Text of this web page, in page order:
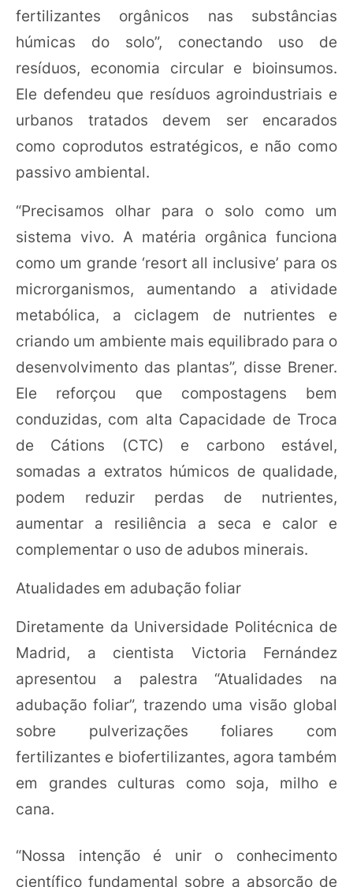
fertilizantes orgânicos nas substâncias
húmicas do solo”, conectando uso de
resíduos, economia circular e bioinsumos.
Ele defendeu que resíduos agroindustriais e
urbanos tratados devem ser encarados
como coprodutos estratégicos, e não como
passivo ambiental.
“Precisamos olhar para o solo como um
sistema vivo. A matéria orgânica funciona
como um grande ‘resort all inclusive’ para os
microrganismos, aumentando a atividade
metabólica, a ciclagem de nutrientes e
criando um ambiente mais equilibrado para o
desenvolvimento das plantas”, disse Brener.
Ele reforçou que compostagens bem
conduzidas, com alta Capacidade de Troca
de Cátions (CTC) e carbono estável,
somadas a extratos húmicos de qualidade,
podem reduzir perdas de nutrientes,
aumentar a resiliência a seca e calor e
complementar o uso de adubos minerais.
Atualidades em adubação foliar
Diretamente da Universidade Politécnica de
Madrid, a cientista Victoria Fernández
apresentou a palestra “Atualidades na
adubação foliar”, trazendo uma visão global
sobre pulverizações foliares com
fertilizantes e biofertilizantes, agora também
em grandes culturas como soja, milho e
cana.
“Nossa intenção é unir o conhecimento
científico fundamental sobre a absorção de